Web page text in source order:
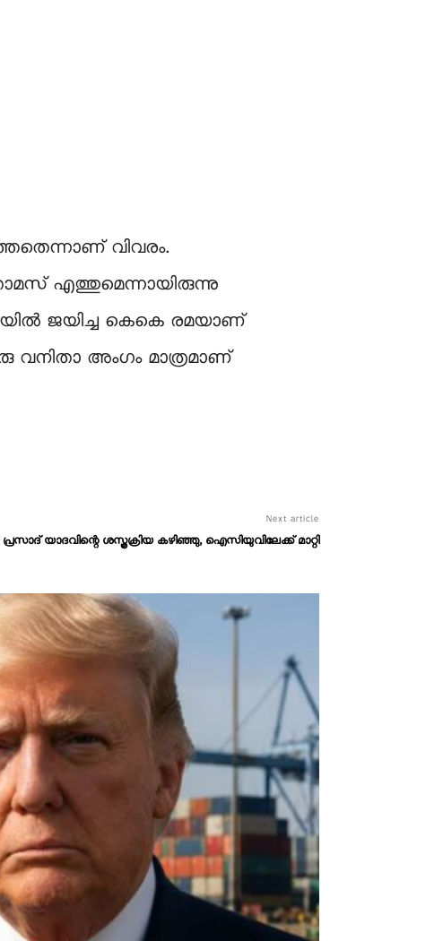
വിവരം.
എത്തുമെന്നായിരുന്നു
ജയിച്ച കെകെ രമയാണ്
വനിതാ അംഗം മാത്രമാണ്
Next article
യാദവിന്റെ ശസ്ത്രക്രിയ കഴിഞ്ഞു, ഐസിയുവിലേക്ക് മാറ്റി